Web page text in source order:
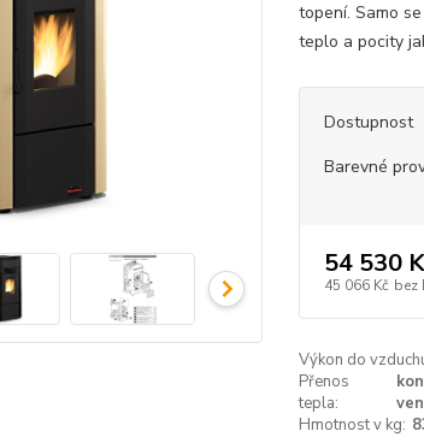
topení. Samo
teplo a pocity
Dostupnost
Barevné
54 530
45 066 Kč bez
Výkon do
Přenos
tepla:
Hmotnost v kg: